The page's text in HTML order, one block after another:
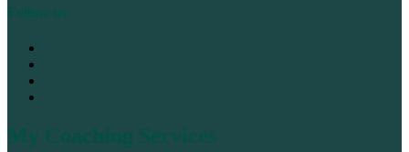
Follow us
My Coaching Services